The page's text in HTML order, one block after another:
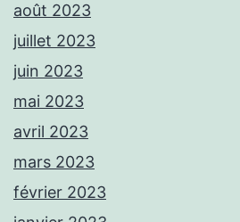
août 2023
juillet 2023
juin 2023
mai 2023
avril 2023
mars 2023
février 2023